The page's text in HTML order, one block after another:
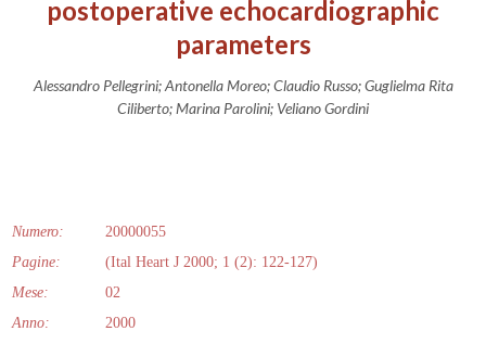
postoperative echocardiographic
parameters
Alessandro Pellegrini; Antonella Moreo; Claudio Russo; Guglielma Rita
Ciliberto; Marina Parolini; Veliano Gordini
Numero:
20000055
Pagine:
(Ital Heart J 2000; 1 (2): 122-127)
Mese:
02
Anno:
2000